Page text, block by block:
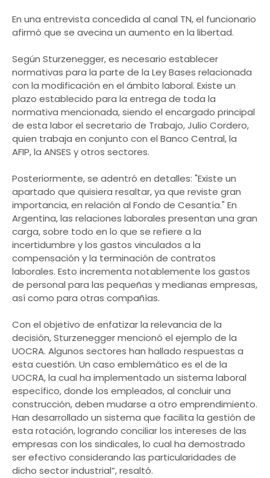
En una entrevista concedida al canal TN, el funcionario
afirmó que se avecina un aumento en la libertad.
Según Sturzenegger, es necesario establecer
normativas para la parte de la Ley Bases relacionada
con la modificación en el ámbito laboral. Existe un
plazo establecido para la entrega de toda la
normativa mencionada, siendo el encargado principal
de esta labor el secretario de Trabajo, Julio Cordero,
quien trabaja en conjunto con el Banco Central, la
AFIP, la ANSES y otros sectores.
Posteriormente, se adentró en detalles: "Existe un
apartado que quisiera resaltar, ya que reviste gran
importancia, en relación al Fondo de Cesantía." En
Argentina, las relaciones laborales presentan una gran
carga, sobre todo en lo que se refiere a la
incertidumbre y los gastos vinculados a la
compensación y la terminación de contratos
laborales. Esto incrementa notablemente los gastos
de personal para las pequeñas y medianas empresas,
así como para otras compañías.
Con el objetivo de enfatizar la relevancia de la
decisión, Sturzenegger mencionó el ejemplo de la
UOCRA. Algunos sectores han hallado respuestas a
esta cuestión. Un caso emblemático es el de la
UOCRA, la cual ha implementado un sistema laboral
específico, donde los empleados, al concluir una
construcción, deben mudarse a otro emprendimiento.
Han desarrollado un sistema que facilita la gestión de
esta rotación, logrando conciliar los intereses de las
empresas con los sindicales, lo cual ha demostrado
ser efectivo considerando las particularidades de
dicho sector industrial”, resaltó.